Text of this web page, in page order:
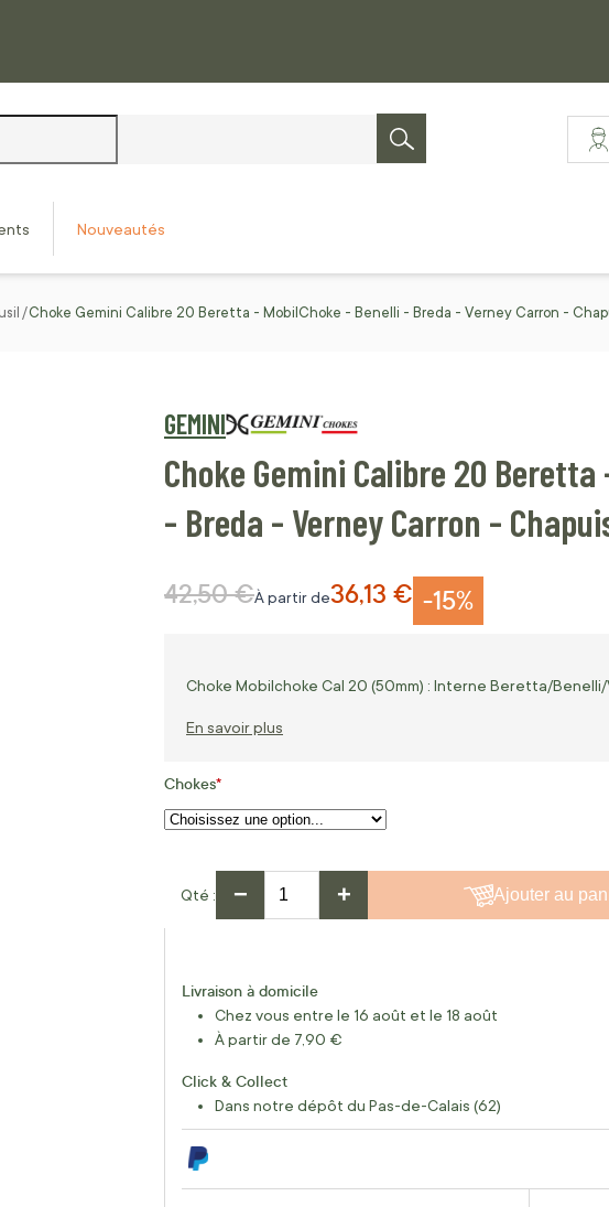
Rechercher
Nouveautés
Choke Gemini Calibre 20 Beretta - MobilChoke - Benelli - Breda - Verney Carron -
GEMINI
Choke Gemini Calibre 20
- Breda - Verney Carron -
-15%
À partir de36,13 €
Prix normal
42,50 €
Choke Mobilchoke Cal 20 (50mm) : Interne Beretta/
En savoir plus
Chokes
Qté − + Ajouter au
Livraison à domicile
Chez vous entre le 16 août et le 18 août
À partir de 7,90 €
Click & Collect
Dans notre dépôt du Pas-de-Calais (62)